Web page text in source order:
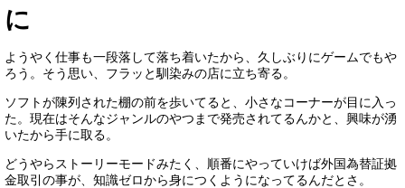
に
ようやく仕事も一段落して落ち着いたから、久しぶりにゲームでもや
ろう。そう思い、フラッと馴染みの店に立ち寄る。
ソフトが陳列された棚の前を歩いてると、小さなコーナーが目に入っ
た。現在はそんなジャンルのやつまで発売されてるんかと、興味が湧
いたから手に取る。
どうやらストーリーモードみたく、順番にやっていけば外国為替証拠
金取引の事が、知識ゼロから身につくようになってるんだとさ。